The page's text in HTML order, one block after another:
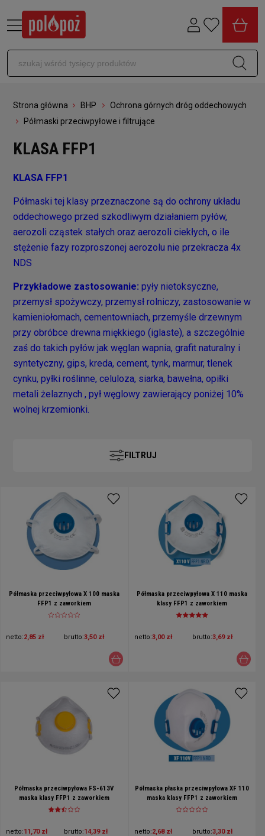
Strona główna BHP
Ochrona górnych dróg oddechowych
Półmaski przeciwpyłowe i filtrujące
KLASA FFP1
KLASA FFP1
Półmaski tej klasy przeznaczone są do ochrony układu
oddechowego przed szkodliwym działaniem pyłów,
aerozoli cząstek stałych oraz aerozoli ciekłych, o ile
stężenie fazy rozproszonej aerozolu nie przekracza 4x
NDS
Przykładowe zastosowanie: pyły nietoksyczne,
przemysł spożywczy, przemysł rolniczy, zastosowanie w
kamieniołomach, cementowniach, przemyśle drzewnym
przy obróbce drewna miękkiego (iglaste), a szczególnie
zaś do takich pyłów jak węglan wapnia, grafit naturalny i
syntetyczny, gips, kreda, cement, tynk, marmur, tlenek
cynku, pyłki roślinne, celuloza, siarka, bawełna, opiłki
metali żelaznych , pył węglowy zawierający poniżej 10%
wolnej krzemionki.
FILTRUJ
Półmaska przeciwpyłowa X 100 maska
FFP1 z zaworkiem
netto:2,85 zł brutto:3,50 zł
Półmaska przeciwpyłowa X 110 maska
klasy FFP1 z zaworkiem
netto:3,00 zł brutto:3,69 zł
Półmaska przeciwpyłowa FS-613V
maska klasy FFP1 z zaworkiem
netto:11,70 zł brutto:14,39 zł
Półmaska płaska przeciwpyłowa XF 110
maska klasy FFP1 z zaworkiem
netto:2,68 zł brutto:3,30 zł